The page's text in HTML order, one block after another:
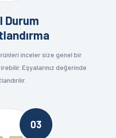
Durum
inceler size genel bir
Eşyalarınız değerinde
03